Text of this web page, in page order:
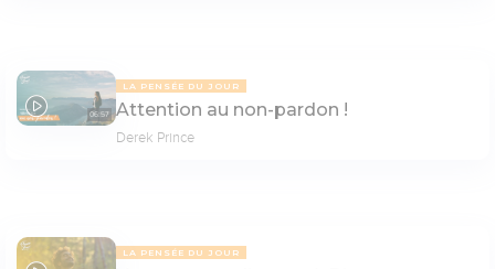
06:57
LA PENSÉE DU JOUR
Attention au non-pardon !
Derek Prince
LA PENSÉE DU JOUR